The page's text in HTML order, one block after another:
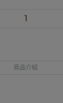
商品介紹